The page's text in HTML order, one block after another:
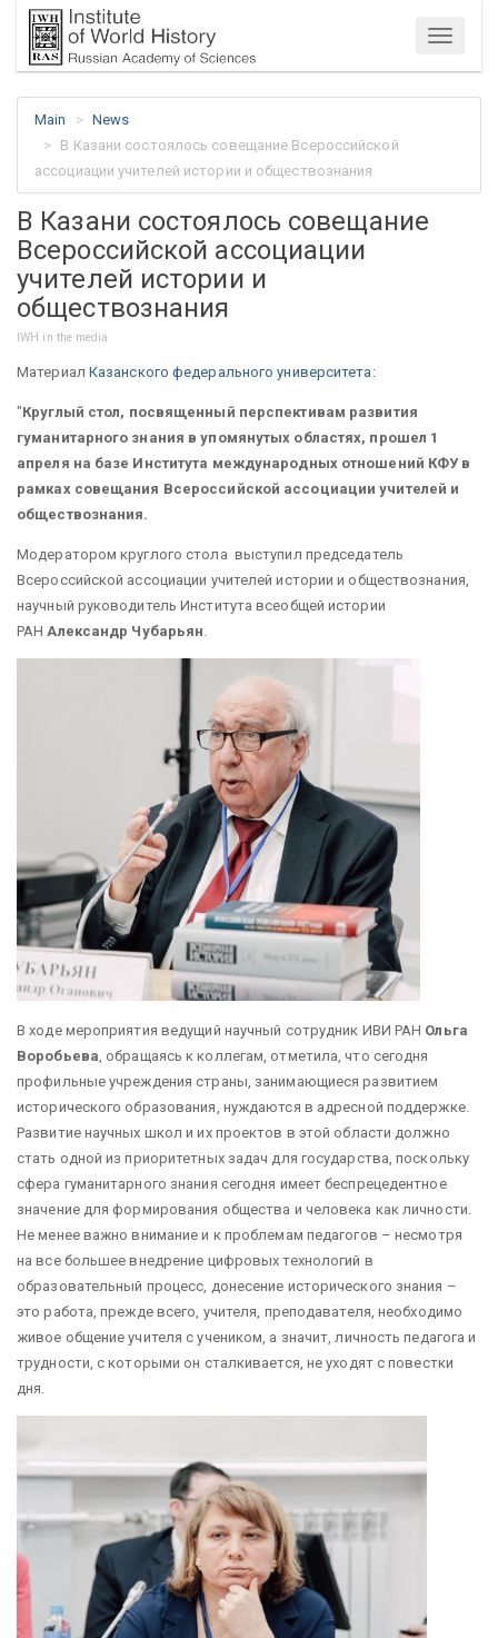
Menu
Main
News
В Казани состоялось совещание Всероссийской
ассоциации учителей истории и обществознания
В Казани состоялось совещание
Всероссийской ассоциации
учителей истории и
обществознания
IWH in the media
Материал Казанского федерального университета:
"Круглый стол, посвященный перспективам развития
гуманитарного знания в упомянутых областях, прошел 1
апреля на базе Института международных отношений КФУ в
рамках совещания Всероссийской ассоциации учителей и
обществознания.
Модератором круглого стола выступил председатель
Всероссийской ассоциации учителей истории и обществознания,
научный руководитель Института всеобщей истории
РАН Александр Чубарьян
В ходе мероприятия ведущий научный сотрудник ИВИ РАН Ольга
Воробьева , обращаясь к коллегам, отметила, что сегодня
профильные учреждения страны, занимающиеся развитием
исторического образования, нуждаются в адресной поддержке.
Развитие научных школ и их проектов в этой области должно
стать одной из приоритетных задач для государства, поскольку
сфера гуманитарного знания сегодня имеет беспрецедентное
значение для формирования общества и человека как личности.
Не менее важно внимание и к проблемам педагогов – несмотря
на все большее внедрение цифровых технологий в
образовательный процесс, донесение исторического знания –
это работа, прежде всего, учителя, преподавателя, необходимо
живое общение учителя с учеником, а значит, личность педагога и
трудности, с которыми он сталкивается, не уходят с повестки
дня.